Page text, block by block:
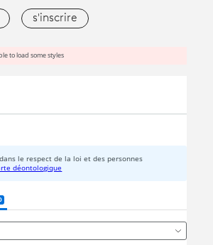
s'inscrire